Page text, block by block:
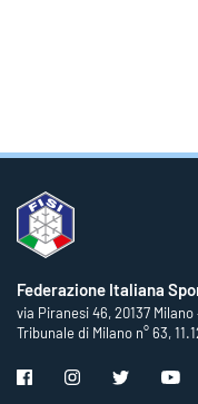
Federazione Italiana
via Piranesi 46, 20137
Tribunale di Milano n° 63,